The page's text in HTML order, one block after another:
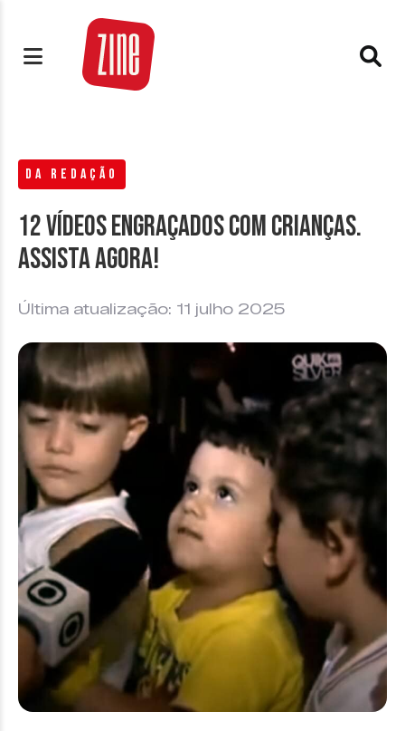
DA REDAÇÃO
12 Vídeos engraçados com crianças.
Assista agora!
Última atualização: 11 julho 2025